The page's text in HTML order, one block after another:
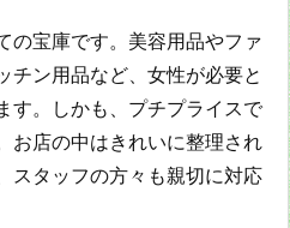
の宝庫です。美容用品やファ
チン用品など、女性が必要と
す。しかも、プチプライスで
お店の中はきれいに整理され
スタッフの方々も親切に対応